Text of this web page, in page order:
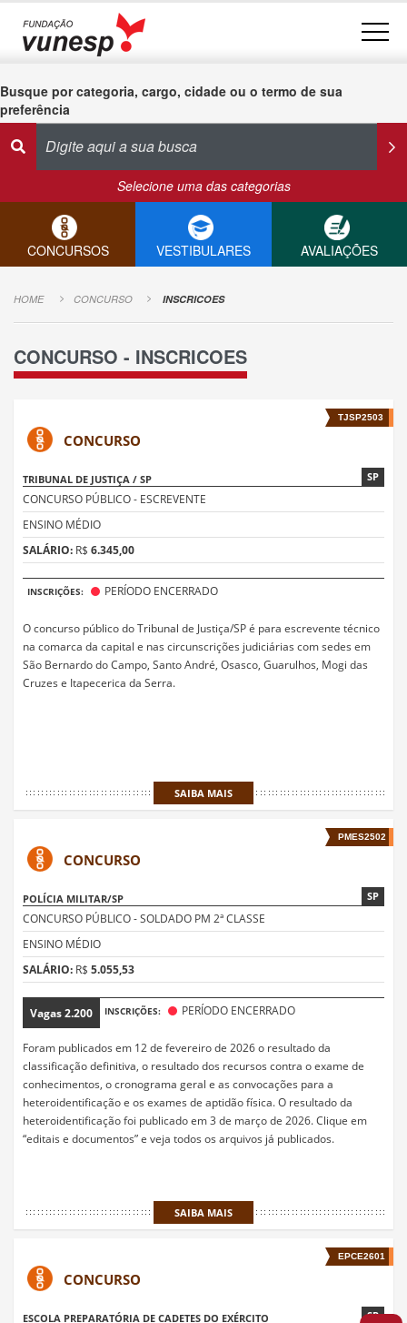
Busque por categoria, cargo, cidade ou o termo de sua
preferência
Selecione uma das categorias
CONCURSOS VESTIBULARES AVALIAÇÕES
HOME CONCURSO INSCRICOES
CONCURSO - INSCRICOES
TJSP2503
CONCURSO
TRIBUNAL DE JUSTIÇA / SP SP
CONCURSO PÚBLICO - ESCREVENTE
ENSINO MÉDIO
SALÁRIO: R$ 6.345,00
INSCRIÇÕES: PERÍODO ENCERRADO
O concurso público do Tribunal de Justiça/SP é para escrevente técnico
na comarca da capital e nas circunscrições judiciárias com sedes em
São Bernardo do Campo, Santo André, Osasco, Guarulhos, Mogi das
Cruzes e Itapecerica da Serra.
SAIBA MAIS
PMES2502
CONCURSO
POLÍCIA MILITAR/SP SP
CONCURSO PÚBLICO - SOLDADO PM 2ª CLASSE
ENSINO MÉDIO
SALÁRIO: R$ 5.055,53
Vagas2.200 INSCRIÇÕES: PERÍODO ENCERRADO
Foram publicados em 12 de fevereiro de 2026 o resultado da
classificação definitiva, o resultado dos recursos contra o exame de
conhecimentos, o cronograma geral e as convocações para a
heteroidentificação e os exames de aptidão física. O resultado da
heteroidentificação foi publicado em 3 de março de 2026. Clique em
“editais e documentos” e veja todos os arquivos já publicados.
SAIBA MAIS
EPCE2601
CONCURSO
ESCOLA PREPARATÓRIA DE CADETES DO EXÉRCITO SP